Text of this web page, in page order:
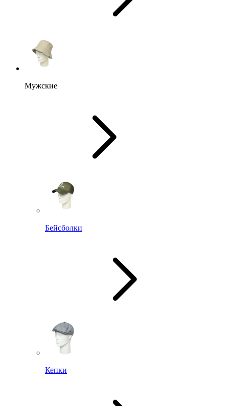
Мужские
Бейсболки
Кепки